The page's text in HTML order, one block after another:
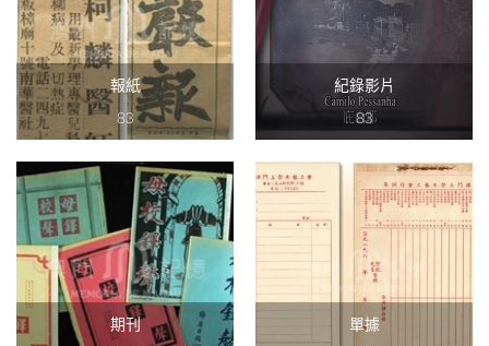
報紙
83
紀錄影片
83
期刊 單據